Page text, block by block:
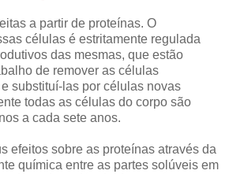
a partir de proteínas. O
células é estritamente regulada
das mesmas, que estão
de remover as células
substituí-las por células novas
todas as células do corpo são
a cada sete anos.
efeitos sobre as proteínas através da
química entre as partes solúveis em